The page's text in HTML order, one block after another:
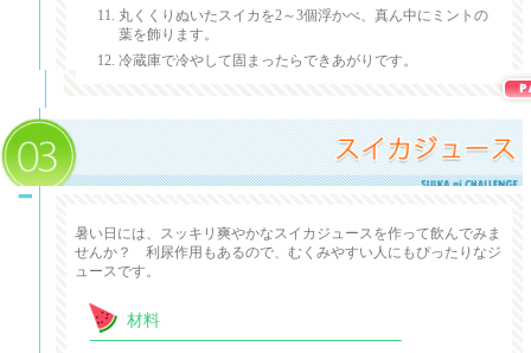
丸くくりぬいたスイカを2～3個浮かべ、真ん中にミントの
葉を飾ります。
冷蔵庫で冷やして固まったらできあがりです。
スイカジュース
暑い日には、スッキリ爽やかなスイカジュースを作って飲んでみま
せんか？ 利尿作用もあるので、むくみやすい人にもぴったりなジ
ュースです。
材料